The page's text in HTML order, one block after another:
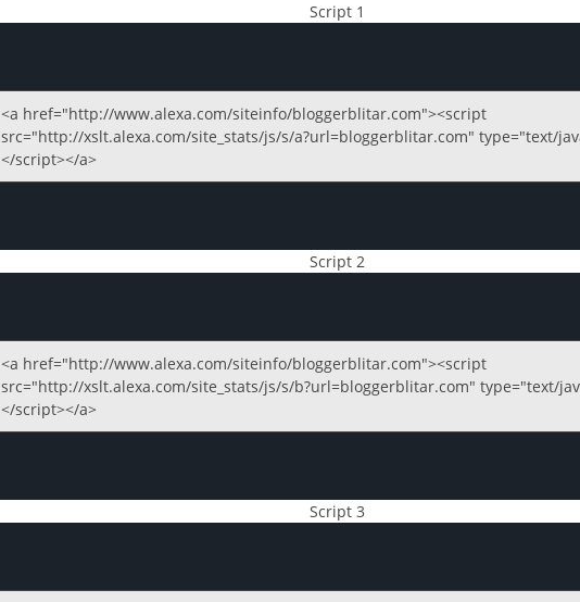
Script 1
<a href="http://www.alexa.com/siteinfo/bloggerblitar.com"><script
src="http://xslt.alexa.com/site_stats/js/s/a?url=bloggerblitar.com" type="text/
</script></a>
Script 2
<a href="http://www.alexa.com/siteinfo/bloggerblitar.com"><script
src="http://xslt.alexa.com/site_stats/js/s/b?url=bloggerblitar.com" type="text/
</script></a>
Script 3